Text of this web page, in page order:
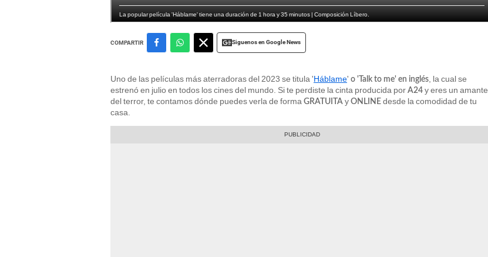
La popular película 'Háblame' tiene una duración de 1 hora y 35 minutos | Composición Líbero.
COMPARTIR Siguenos en Google News
Uno de las películas más aterradoras del 2023 se titula 'Háblame' o 'Talk to me' en inglés , la cual se
estrenó en julio en todos los cines del mundo. Si te perdiste la cinta producida por A24 y eres un amante
del terror, te contamos dónde puedes verla de forma GRATUITA y ONLINE desde la comodidad de tu
casa.